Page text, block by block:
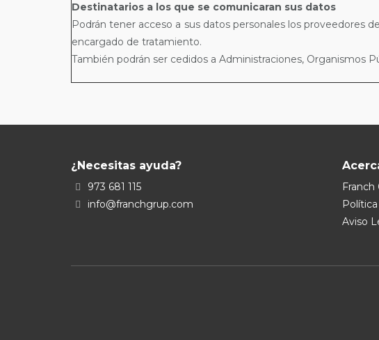
Destinatarios a los que se comunicaran sus datos
Podrán tener acceso a sus datos personales los proveedores
encargado de tratamiento.
También podrán ser cedidos a Administraciones, Organismos
¿Necesitas ayuda?
973 681 115
info@franchgrup.com
Franch
Aviso